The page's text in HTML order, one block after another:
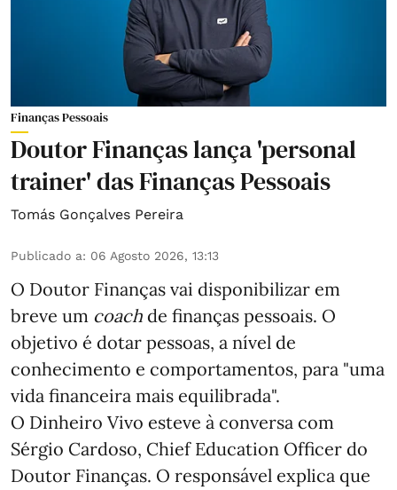
Finanças Pessoais
Doutor Finanças lança 'personal
trainer' das Finanças Pessoais
Tomás Gonçalves Pereira
Publicado a: 06 Agosto 2026, 13:13
O Doutor Finanças vai disponibilizar em
breve um coach de finanças pessoais. O
objetivo é dotar pessoas, a nível de
conhecimento e comportamentos, para "uma
vida financeira mais equilibrada".
O Dinheiro Vivo esteve à conversa com
Sérgio Cardoso, Chief Education Officer do
Doutor Finanças. O responsável explica que